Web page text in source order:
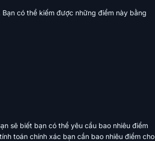
có thể kiếm được những điểm này bằng
sẽ biết bạn có thể yêu cầu bao nhiêu điểm
toán chính xác bạn cần bao nhiêu điểm cho